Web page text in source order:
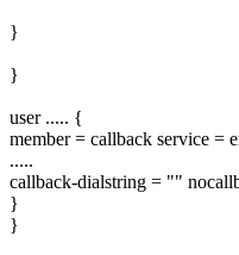
}
}
user ..... {
member = callback service =
.....
callback-dialstring = ""
}
}